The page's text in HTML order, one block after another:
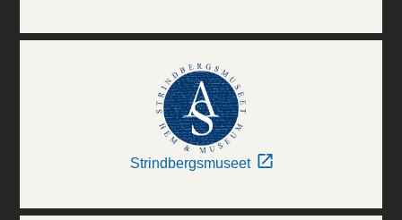
Strindbergsmuseet